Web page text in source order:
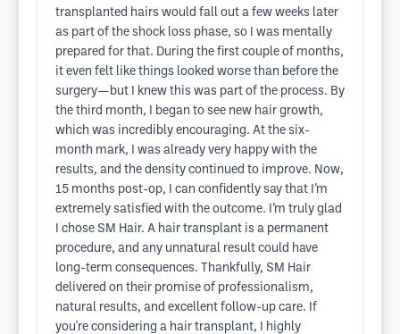
transplanted hairs would fall out a few weeks later
as part of the shock loss phase, so I was mentally
prepared for that. During the first couple of months,
it even felt like things looked worse than before the
surgery—but I knew this was part of the process. By
the third month, I began to see new hair growth,
which was incredibly encouraging. At the six-
month mark, I was already very happy with the
results, and the density continued to improve. Now,
15 months post-op, I can confidently say that I’m
extremely satisfied with the outcome. I’m truly glad
I chose SM Hair. A hair transplant is a permanent
procedure, and any unnatural result could have
long-term consequences. Thankfully, SM Hair
delivered on their promise of professionalism,
natural results, and excellent follow-up care. If
you're considering a hair transplant, I highly